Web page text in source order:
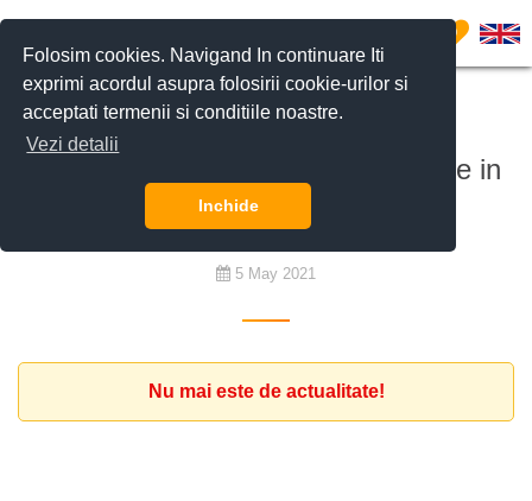
Folosim cookies. Navigand In continuare Iti
exprimi acordul asupra folosirii cookie-urilor si
acceptati termenii si conditiile noastre.
Vezi detalii
Inchide
0
De cumpărat
Clienta cauta apartament 2 camere in
Sectorul 3
5 May 2021
Nu mai este de actualitate!